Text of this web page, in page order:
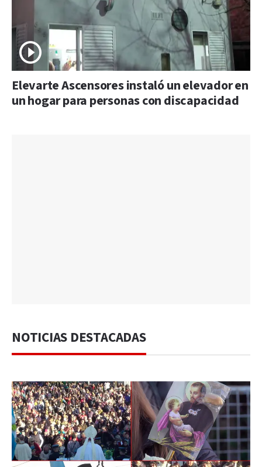
Elevarte Ascensores instaló un elevador en
un hogar para personas con discapacidad
NOTICIAS DESTACADAS